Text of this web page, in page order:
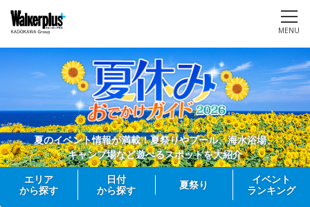
MENU
夏のイベント情報が満載！夏祭りやプール、海水浴場、
キャンプ場など遊べるスポットを大紹介
エリア
から探す
日付
から探す
夏祭り
イベント
ランキング